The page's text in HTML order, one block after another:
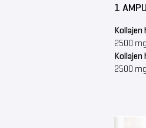
1
2500 mg